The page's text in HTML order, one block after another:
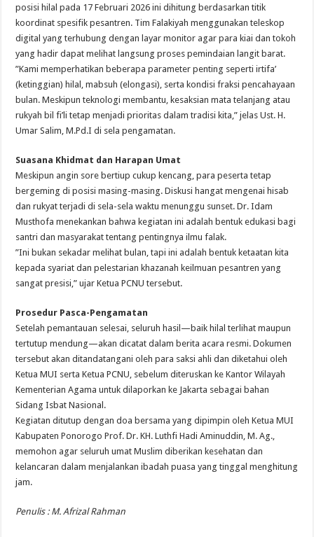
posisi hilal pada 17 Februari 2026 ini dihitung berdasarkan titik
koordinat spesifik pesantren. Tim Falakiyah menggunakan teleskop
digital yang terhubung dengan layar monitor agar para kiai dan tokoh
yang hadir dapat melihat langsung proses pemindaian langit barat.
​”Kami memperhatikan beberapa parameter penting seperti irtifa’
(ketinggian) hilal, mabsuh (elongasi), serta kondisi fraksi pencahayaan
bulan. Meskipun teknologi membantu, kesaksian mata telanjang atau
rukyah bil fi’li tetap menjadi prioritas dalam tradisi kita,” jelas Ust. H.
Umar Salim, M.Pd.I di sela pengamatan.
Suasana Khidmat dan Harapan Umat
​Meskipun angin sore bertiup cukup kencang, para peserta tetap
bergeming di posisi masing-masing. Diskusi hangat mengenai hisab
dan rukyat terjadi di sela-sela waktu menunggu sunset. Dr. Idam
Musthofa menekankan bahwa kegiatan ini adalah bentuk edukasi bagi
santri dan masyarakat tentang pentingnya ilmu falak.
​”Ini bukan sekadar melihat bulan, tapi ini adalah bentuk ketaatan kita
kepada syariat dan pelestarian khazanah keilmuan pesantren yang
sangat presisi,” ujar Ketua PCNU tersebut.
Prosedur Pasca-Pengamatan
​Setelah pemantauan selesai, seluruh hasil—baik hilal terlihat maupun
tertutup mendung—akan dicatat dalam berita acara resmi. Dokumen
tersebut akan ditandatangani oleh para saksi ahli dan diketahui oleh
Ketua MUI serta Ketua PCNU, sebelum diteruskan ke Kantor Wilayah
Kementerian Agama untuk dilaporkan ke Jakarta sebagai bahan
Sidang Isbat Nasional.
​Kegiatan ditutup dengan doa bersama yang dipimpin oleh Ketua MUI
Kabupaten Ponorogo Prof. Dr. KH. Luthfi Hadi Aminuddin, M. Ag.,
memohon agar seluruh umat Muslim diberikan kesehatan dan
kelancaran dalam menjalankan ibadah puasa yang tinggal menghitung
jam.
Penulis : M. Afrizal Rahman